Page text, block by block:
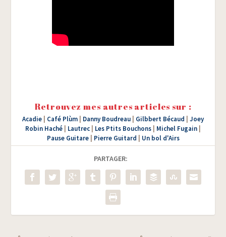
Retrouvez mes autres articles sur :
Acadie Café Plùm Danny Boudreau Gilbbert Bécaud
Joey
Robin Haché
Lautrec Les Ptits Bouchons Michel Fugain
Pause Guitare| Pierre Guitard Un bol d'Airs
PARTAGER: